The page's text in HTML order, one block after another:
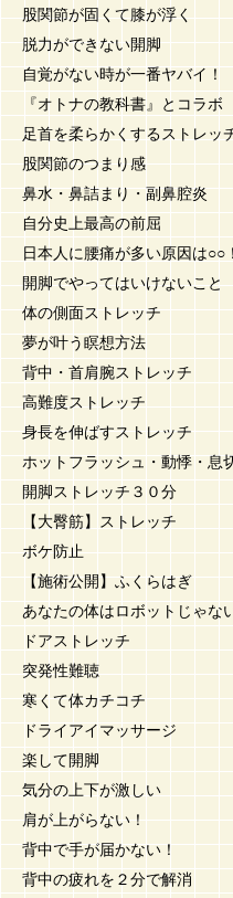
股関節が固くて膝が浮く
脱力ができない開脚
自覚がない時が一番ヤバイ！
『オトナの教科書』とコラボ
足首を柔らかくするストレッ
股関節のつまり感
鼻水・鼻詰まり・副鼻腔炎
自分史上最高の前屈
日本人に腰痛が多い原因は○○！
開脚でやってはいけないこと
体の側面ストレッチ
夢が叶う瞑想方法
背中・首肩腕ストレッチ
高難度ストレッチ
身長を伸ばすストレッチ
ホットフラッシュ・動悸・息
開脚ストレッチ３０分
【大臀筋】ストレッチ
ボケ防止
【施術公開】ふくらはぎ
あなたの体はロボットじゃな
ドアストレッチ
突発性難聴
寒くて体カチコチ
ドライアイマッサージ
楽して開脚
気分の上下が激しい
肩が上がらない！
背中で手が届かない！
背中の疲れを２分で解消